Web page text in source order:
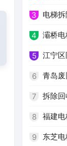
3 电梯
4 灞桥
的环保之路
5 江宁
6 青岛
高效再利用
7
8 福建
意事项
9 东芝